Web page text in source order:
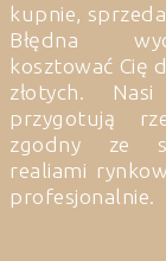
kupnie,
Błędna
kosztować Cię
złotych. Nasi
przygotują
zgodny ze
realiami
profesjonalnie.